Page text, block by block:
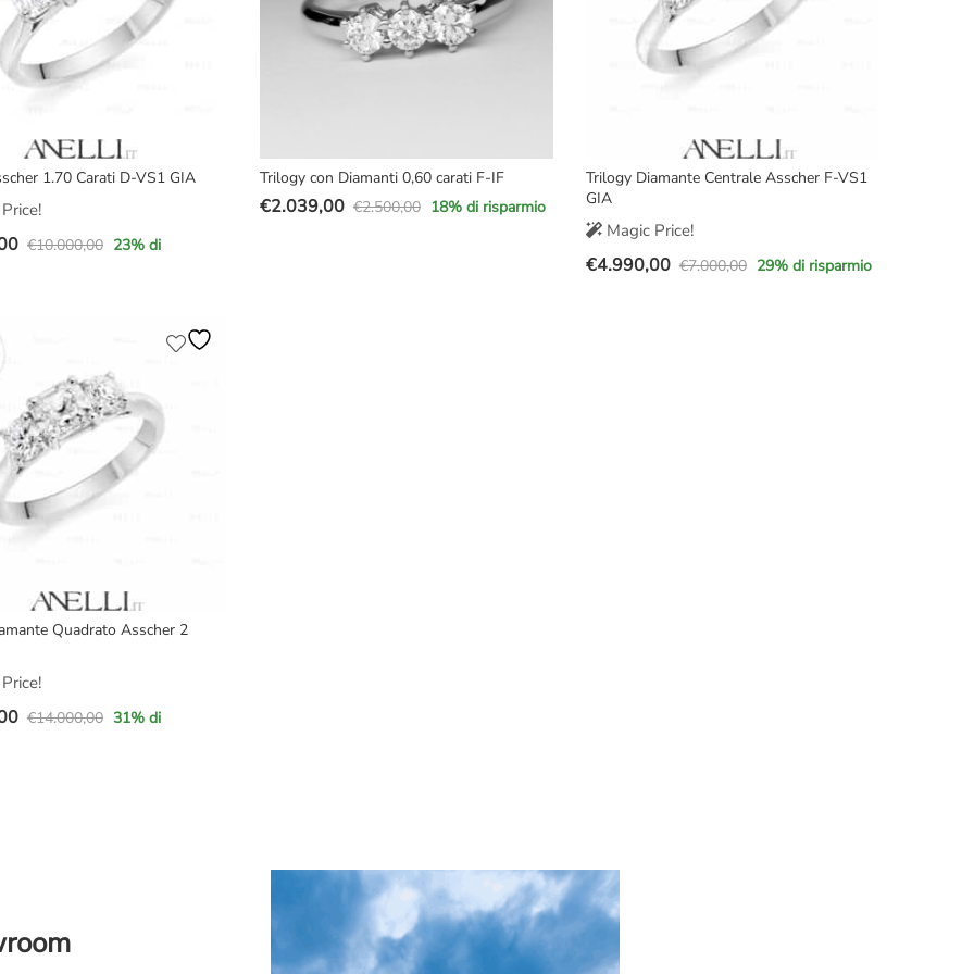
1.70 Carati D-VS1 GIA
€10.000,00 23% di
Trilogy con Diamanti 0,60 carati F-IF
€2.500,00
Il
€2.039,00
Il
18% di risparmio
Trilogy Diamante Centrale Asscher F-VS1
GIA
Magic Price!
€7.000,00
Il
€4.990,00
Il
29% di risparmio
Quadrato Asscher 2
€14.000,00 31% di